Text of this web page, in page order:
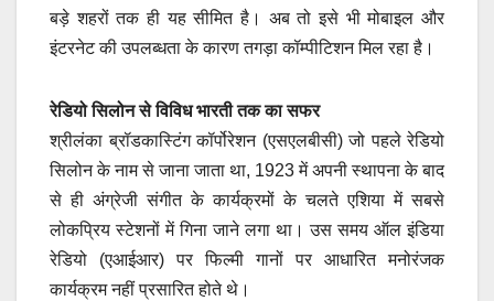
बड़े शहरों तक ही यह सीमित है। अब तो इसे भी मोबाइल और
इंटरनेट की उपलब्धता के कारण तगड़ा कॉम्पीटिशन मिल रहा है।
रेडियो सिलोन से विविध भारती तक का सफर
श्रीलंका ब्रॉडकास्टिंग कॉर्पोरेशन (एसएलबीसी) जो पहले रेडियो
सिलोन के नाम से जाना जाता था, 1923 में अपनी स्थापना के बाद
से ही अंग्रेजी संगीत के कार्यक्रमों के चलते एशिया में सबसे
लोकप्रिय स्टेशनों में गिना जाने लगा था। उस समय ऑल इंडिया
रेडियो (एआईआर) पर फिल्मी गानों पर आधारित मनोरंजक
कार्यक्रम नहीं प्रसारित होते थे।